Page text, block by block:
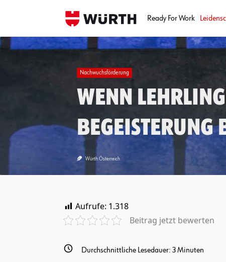
Ready For Work
Nachwuchsförderung
Wenn
Begeisterung
Würth Österreich
Aufrufe: 1.318
Beitrag jetzt bewerten
Durchschnittliche Lesedauer: 3Minuten